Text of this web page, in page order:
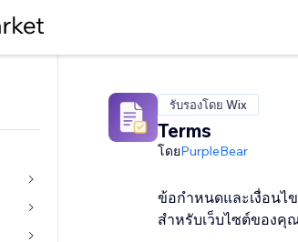
รับรองโดย Wix
Terms
โดยPurpleBear
ข้อกำหนดและเงื่อนไ
สำหรับเว็บไซต์ของคุ